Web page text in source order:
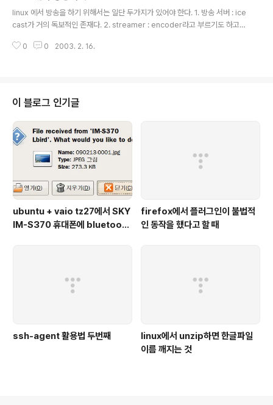
면 scandir()의 사용을 자제하라는 정도만 있다. 하지만, 대부분의 리눅스에서
사용하는 glibc에는 이 function..
linux 에서 방송을 하기 위해서는 일단 두가지가 있어야 한다. 1. 방송 서버 : ice
cast가 거의 독보적인 존재다. 2. streamer : encoder라고 부르기도 하고,
이 있다. streamer ----> casting server ----> listener 요런 형태가 된
ing server에 stream을 날려도 된다. 쨌든....
0 0 2003. 2. 16.
이 블로그 인기글
ubuntu + vaio tz27에서 SKY
IM-S370 휴대폰에 bluetooth
firefox에서 플러그인이 불법적
인 동작을 했다고 할 때
ssh-agent 활용법 두번째
linux에서 unzip하면 한글파일
이름 깨지는 것